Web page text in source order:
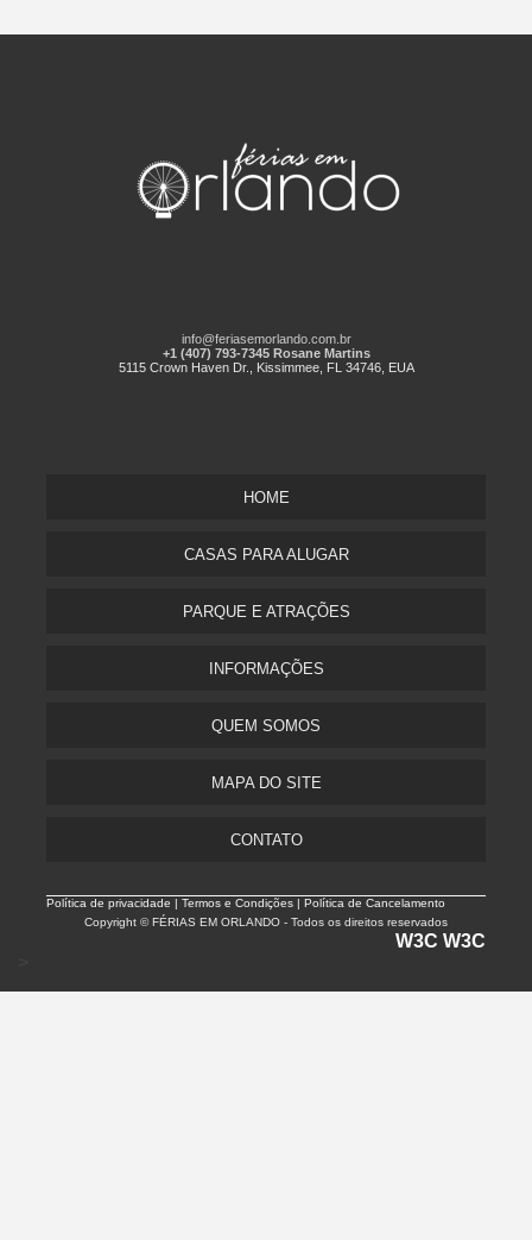
info@feriasemorlando.com.br
+1 (407) 793-7345 Rosane Martins
5115 Crown Haven Dr., Kissimmee, FL 34746, EUA
HOME
CASAS PARA ALUGAR
PARQUE E ATRAÇÕES
INFORMAÇÕES
QUEM SOMOS
MAPA DO SITE
CONTATO
Política de privacidade |Termos e Condições | Política de Cancelamento
Copyright © FÉRIAS EM ORLANDO - Todos os direitos reservados
W3C W3C